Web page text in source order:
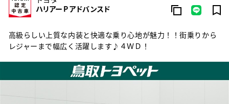
ハリアー P アドバンスド
高級らしい上質な内装と快適な乗り心地が魅力！！街乗りから
レジャーまで幅広く活躍します♪４ＷＤ！